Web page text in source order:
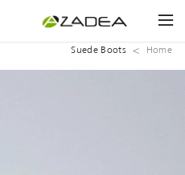
Home
Suede Boots